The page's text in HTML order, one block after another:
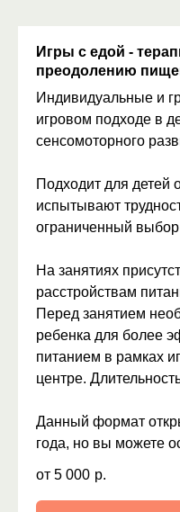
Игры с едой -
преодолению
Индивидуальные и
игровом подходе в
сенсомоторного
Подходит для детей
испытывают
ограниченный выбор
На занятиях
расстройствам
Перед занятием
ребенка для более
питанием в рамках
центре.
Данный формат
года, но вы можете
от 5 000 р.